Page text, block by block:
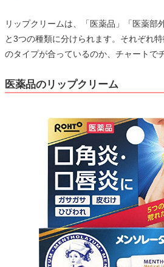
リップクリームは、「医薬品」「医薬部
と3つの種類に分けられます。それぞれ
のタイプが合っているのか、チャートで
医薬品のリップクリーム